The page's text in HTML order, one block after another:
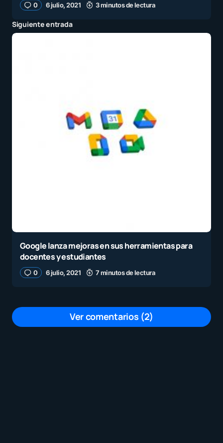
0 6 julio, 2021 3 minutos de lectura
Siguiente entrada
Google lanza mejoras en sus herramientas para
docentes y estudiantes
0 6 julio, 2021 7 minutos de lectura
Ver comentarios (2)